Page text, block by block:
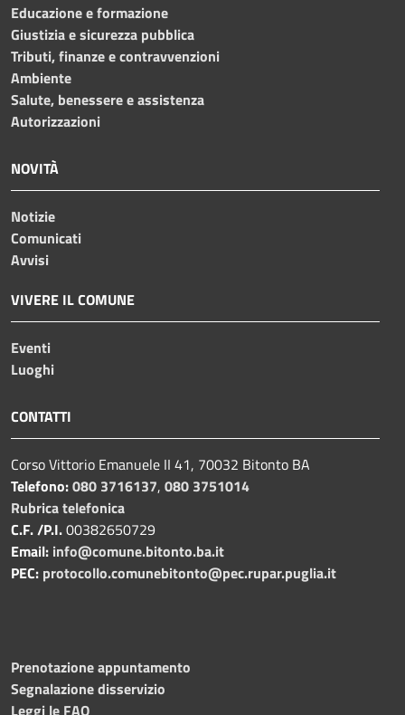
Educazione e formazione
Giustizia e sicurezza pubblica
Tributi, finanze e contravvenzioni
Ambiente
Salute, benessere e assistenza
Autorizzazioni
NOVITÀ
Notizie
Comunicati
Avvisi
VIVERE IL COMUNE
Eventi
Luoghi
CONTATTI
Corso Vittorio Emanuele II 41, 70032 Bitonto BA
Telefono:080 3716137, 080 3751014
Rubrica telefonica
C.F. /P.I.00382650729
Email: info@comune.bitonto.ba.it
PEC: protocollo.comunebitonto@pec.rupar.puglia.it
Prenotazione appuntamento
Segnalazione disservizio
Leggi le FAQ